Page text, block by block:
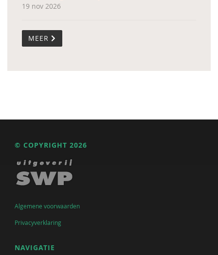
19 nov 2026
MEER
© COPYRIGHT 2026
Algemene voorwaarden
Privacyverklaring
NAVIGATIE